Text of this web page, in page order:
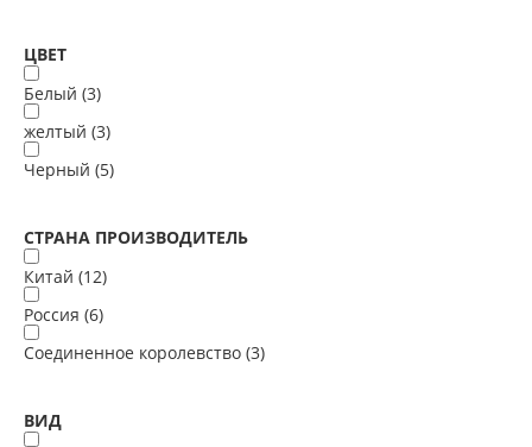
ЦВЕТ
Белый (3)
желтый (3)
Черный (5)
СТРАНА ПРОИЗВОДИТЕЛЬ
Китай (12)
Россия (6)
Соединенное королевство (3)
ВИД